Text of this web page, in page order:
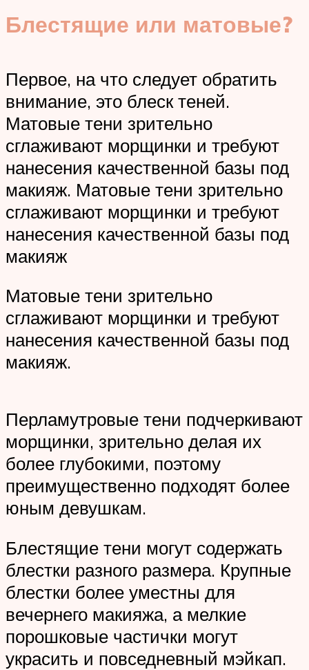
Блестящие или матовые?
Первое, на что следует обратить
внимание, это блеск теней.
Матовые тени зрительно
сглаживают морщинки и требуют
нанесения качественной базы под
макияж. Матовые тени зрительно
сглаживают морщинки и требуют
нанесения качественной базы под
макияж
Матовые тени зрительно
сглаживают морщинки и требуют
нанесения качественной базы под
макияж.
Перламутровые тени подчеркивают
морщинки, зрительно делая их
более глубокими, поэтому
преимущественно подходят более
юным девушкам.
Блестящие тени могут содержать
блестки разного размера. Крупные
блестки более уместны для
вечернего макияжа, а мелкие
порошковые частички могут
украсить и повседневный мэйкап.